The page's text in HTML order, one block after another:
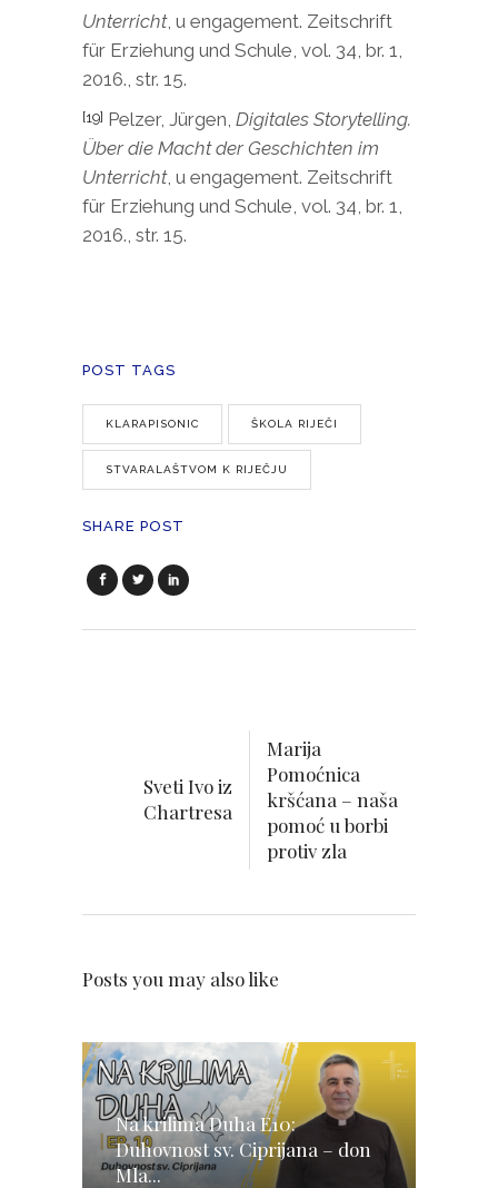
Unterricht, u engagement. Zeitschrift
für Erziehung und Schule, vol. 34, br. 1,
2016., str. 15.
[19] Pelzer, Jürgen, Digitales Storytelling.
Über die Macht der Geschichten im
Unterricht, u engagement. Zeitschrift
für Erziehung und Schule, vol. 34, br. 1,
2016., str. 15.
POST TAGS
KLARAPISONIC ŠKOLA RIJEČI
STVARALAŠTVOM K RIJEČJU
SHARE POST
Sveti Ivo iz
Chartresa
Marija
Pomoćnica
kršćana – naša
pomoć u borbi
protiv zla
Posts you may also like
Na krilima Duha E10:
Duhovnost sv. Ciprijana – don
Mla...